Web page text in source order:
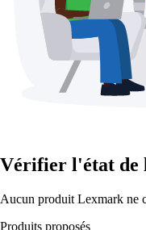
Vérifier l'état de
Aucun produit Lexmark ne
Produits proposés